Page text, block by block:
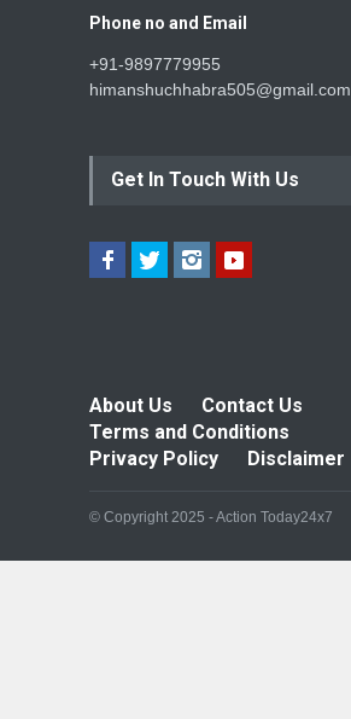
Phone no and Email
+91-9897779955
himanshuchhabra505@gmail.com
Get In Touch With Us
About Us
Contact Us
Terms and Conditions
Privacy Policy
Disclaimer
© Copyright 2025 - Action Today24x7